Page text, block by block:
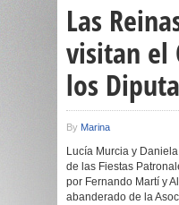
Las
visitan el
los
By Marina
Lucía Murcia y
de las Fiestas
por Fernando Martí y
abanderado de la